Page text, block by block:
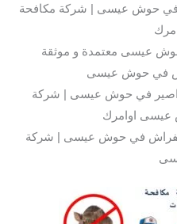
في حوش عيسى | شركة مكافحة
عيسى معتمدة و موثقة
في حوش عيسى
في حوش عيسى | شركة
اوامرك
في حوش عيسى | شركة